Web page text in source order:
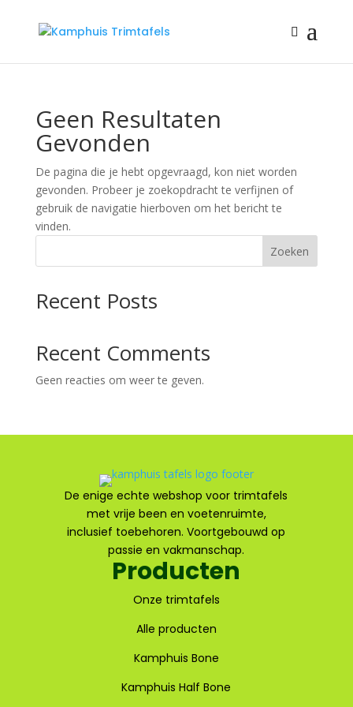
Geen Resultaten
Gevonden
De pagina die je hebt opgevraagd, kon niet worden
gevonden. Probeer je zoekopdracht te verfijnen of
gebruik de navigatie hierboven om het bericht te
vinden.
Zoeken
Recent Posts
Recent Comments
Geen reacties om weer te geven.
De enige echte webshop voor trimtafels
met vrije been en voetenruimte,
inclusief toebehoren. Voortgebouwd op
passie en vakmanschap.
Producten
Onze trimtafels
Alle producten
Kamphuis Bone
Kamphuis Half Bone